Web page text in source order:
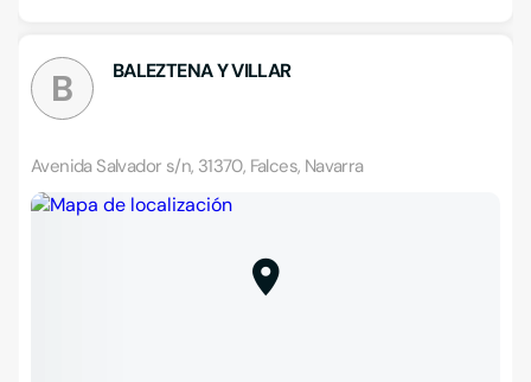
B BALEZTENA Y VILLAR
Avenida Salvador s/n, 31370, Falces, Navarra